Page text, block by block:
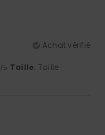
Achat vérifié
/5 Taille: Taille